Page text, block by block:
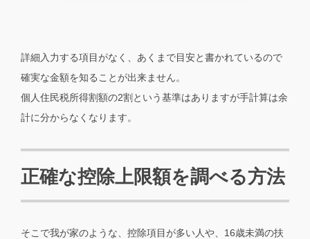
詳細入力する項目がなく、あくまで目安と書かれているので
確実な金額を知ることが出来ません。
個人住民税所得割額の2割という基準はありますが手計算は余
計に分からなくなります。
正確な控除上限額を調べる方法
そこで我が家のような、控除項目が多い人や、16歳未満の扶